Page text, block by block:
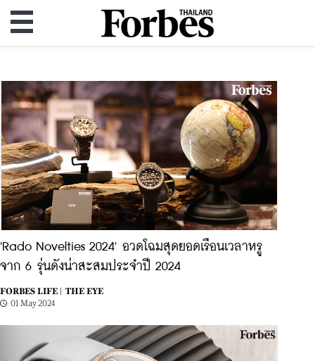
'Rado Novelties 2024' อวดโฉมสุดยอดเรือนเวลาหรู
จาก 6 รุ่นดังน่าสะสมประจำปี 2024
FORBES LIFE |
THE EYE
01 May 2024